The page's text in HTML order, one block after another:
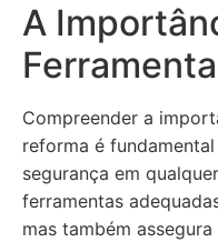
A
Compreender a
reforma é
segurança em
ferramentas
mas também